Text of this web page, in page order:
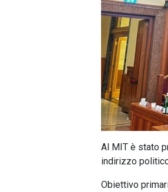
Al MIT è stato
indirizzo
Obiettivo